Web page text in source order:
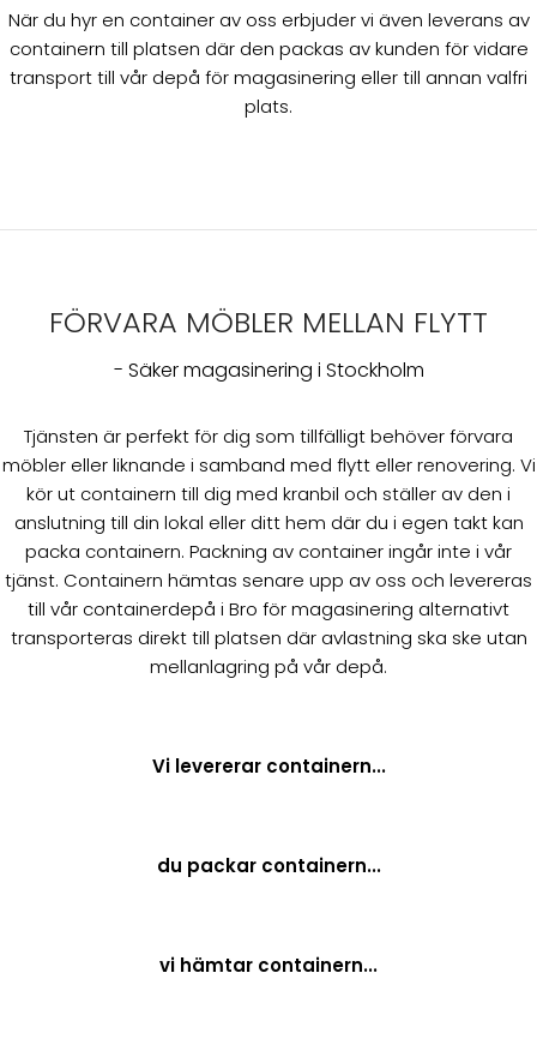
När du hyr en container av oss erbjuder vi även leverans av
containern till platsen där den packas av kunden för vidare
transport till vår depå för magasinering eller till annan valfri
plats.
FÖRVARA MÖBLER MELLAN FLYTT
- Säker magasinering i Stockholm
Tjänsten är perfekt för dig som tillfälligt behöver förvara
möbler eller liknande i samband med flytt eller renovering. Vi
kör ut containern till dig med kranbil och ställer av den i
anslutning till din lokal eller ditt hem där du i egen takt kan
packa containern. Packning av container ingår inte i vår
tjänst. Containern hämtas senare upp av oss och levereras
till vår containerdepå i Bro för magasinering alternativt
transporteras direkt till platsen där avlastning ska ske utan
mellanlagring på vår depå.
Vi levererar containern...
du packar containern...
vi hämtar containern...